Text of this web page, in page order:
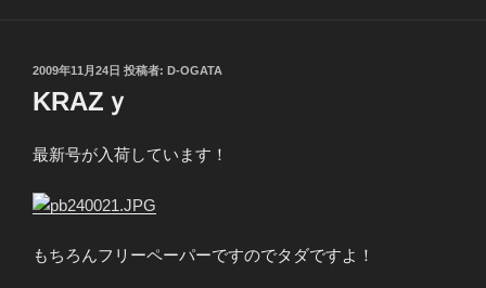
投
稿
日:
2009年11月24日 投稿者: D-OGATA
KRAZｙ
最新号が入荷しています！
もちろんフリーペーパーですのでタダですよ！